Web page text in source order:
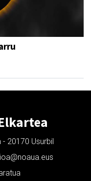
20170 Usurbil